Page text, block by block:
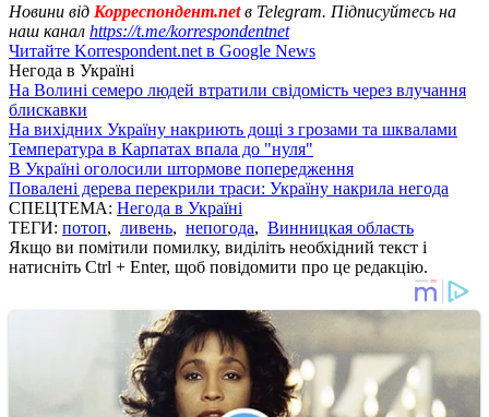
Новини від Корреспондент.netв Telegram. Підписуйтесь на
наш канал https://t.me/korrespondentnet
Читайте Korrespondent.net в Google News
Негода в Україні
На Волині семеро людей втратили свідомість через влучання
блискавки
На вихідних Україну накриють дощі з грозами та шквалами
Температура в Карпатах впала до "нуля"
В Україні оголосили штормове попередження
Повалені дерева перекрили траси: Україну накрила негода
СПЕЦТЕМА: Негода в Україні
ТЕГИ: потоп, ливень, непогода, Винницкая область
Якщо ви помітили помилку, виділіть необхідний текст і
натисніть Ctrl + Enter, щоб повідомити про це редакцію.